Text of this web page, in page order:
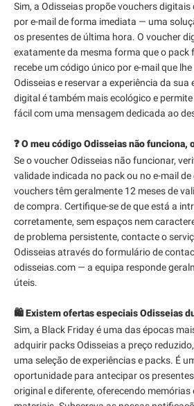
Sim, a Odisseias propõe vouchers
por e-mail de forma imediata — uma
os presentes de última hora. O voucher
exatamente da mesma forma que o pack
recebe um código único por e-mail que
Odisseias e reservar a experiência da
digital é também mais ecológico e
fácil com uma mensagem dedicada ao
❓ O meu código Odisseias não funciona,
Se o voucher Odisseias não funcionar,
validade indicada no pack ou no e-mail
vouchers têm geralmente 12 meses de
de compra. Certifique-se de que está a
corretamente, sem espaços nem
de problema persistente, contacte o
Odisseias através do formulário de
odisseias.com — a equipa responde
úteis.
🛍️ Existem ofertas especiais Odisseias
Sim, a Black Friday é uma das épocas
adquirir packs Odisseias a preço
uma seleção de experiências e packs. É
oportunidade para antecipar os
original e diferente, oferecendo memórias